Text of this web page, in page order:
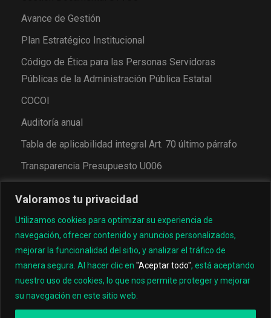
Valoramos tu privacidad
Utilizamos cookies para optimizar su experiencia de
navegación, ofrecer contenido y anuncios personalizados,
mejorar la funcionalidad del sitio, y analizar el tráfico de
manera segura. Al hacer clic en "Aceptar todo", está aceptando
nuestro uso de cookies, lo que nos permite proteger y mejorar
su navegación en este sitio web.
Avance de Gestión
Plan Estratégico Institucional
Código de Ética para las Personas Servidoras
Públicas de la Administración Pública Estatal
COCOI
Auditoría anual
Tabla de aplicabilidad integral Art. 70 último párrafo
Transparencia Presupuesto U006
© 2022, Universidad Tecnológica de los Valles Centrales
de Oaxaca